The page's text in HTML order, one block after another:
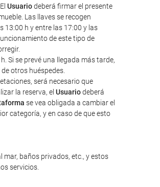
Usuariodeberá firmar el presente
Las llaves se recogen
13:00 h y entre las 17:00 y las
de este tipo de
Si se prevé una llegada más tarde,
otros huéspedes.
será necesario que
la reserva, el Usuariodeberá
se vea obligada a cambiar el
categoría, y en caso de que esto
baños privados, etc., y estos
servicios.